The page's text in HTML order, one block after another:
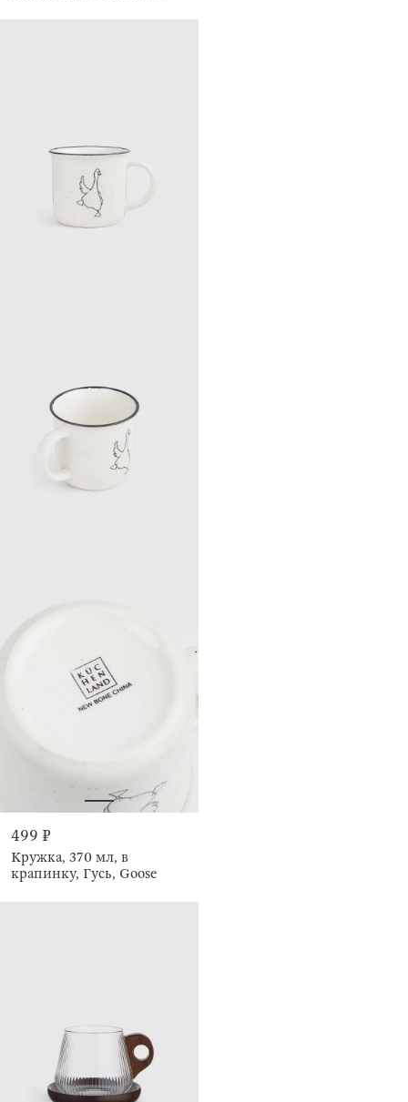
499 ₽
Кружка, 370 мл, в
крапинку, Гусь, Goose